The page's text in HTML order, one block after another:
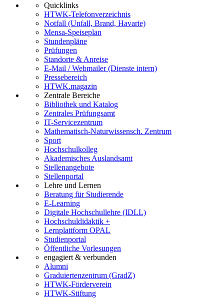
Quicklinks
HTWK-Telefonverzeichnis
Notfall (Unfall, Brand, Havarie)
Mensa-Speiseplan
Stundenpläne
Prüfungen
Standorte & Anreise
E-Mail / Webmailer (Dienste intern)
Pressebereich
HTWK.magazin
Zentrale Bereiche
Bibliothek und Katalog
Zentrales Prüfungsamt
IT-Servicezentrum
Mathematisch-Naturwissensch. Zentrum
Sport
Hochschulkolleg
Akademisches Auslandsamt
Stellenangebote
Stellenportal
Lehre und Lernen
Beratung für Studierende
E-Learning
Digitale Hochschullehre (IDLL)
Hochschuldidaktik +
Lernplattform OPAL
Studienportal
Öffentliche Vorlesungen
engagiert & verbunden
Alumni
Graduiertenzentrum (GradZ)
HTWK-Förderverein
HTWK-Stiftung